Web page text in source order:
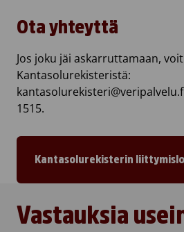
Ota yhteyttä
Jos joku jäi askarruttamaan,
Kantasolurekisteristä:
1515.
Kantasolurekisterin
Vastauksia